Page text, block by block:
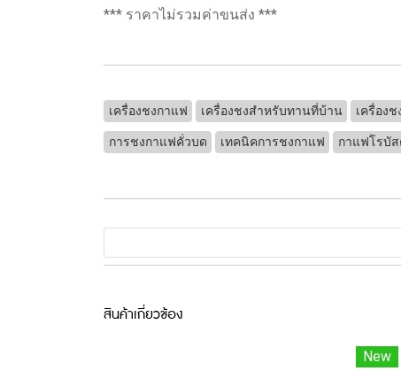
*** ราคาไม่รวมค่าขนส่ง ***
เครื่องชงกาแฟ เครื่องชงสำหรับทานที่บ้าน เครื่อง
การชงกาแฟคั่วบด เทคนิคการชงกาแฟ กาแฟโรบัส
สินค้าเกี่ยวข้อง
New